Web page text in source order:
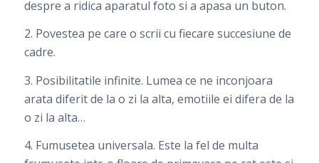
despre a ridica aparatul foto si a apasa un buton.
2. Povestea pe care o scrii cu fiecare succesiune de
cadre.
3. Posibilitatile infinite. Lumea ce ne inconjoara
arata diferit de la o zi la alta, emotiile ei difera de la
o zi la alta…
4. Fumusetea universala. Este la fel de multa